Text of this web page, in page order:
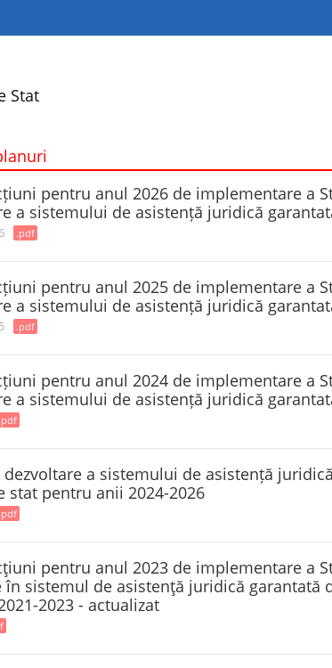
Stat
pentru anul 2026 de implementare a
a sistemului de asistență juridică
.pdf
pentru anul 2025 de implementare a
a sistemului de asistență juridică
.pdf
pentru anul 2024 de implementare a
a sistemului de asistență juridică
.pdf
dezvoltare a sistemului de asistență juridică
stat pentru anii 2024-2026
.pdf
pentru anul 2023 de implementare a
în sistemul de asistenţă juridică garantată
2023 - actualizat